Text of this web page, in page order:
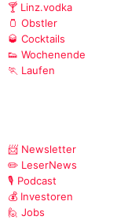
🍸 Linz.vodka
🫙 Obstler
🥃 Cocktails
👟 Wochenende
🏃 Laufen
📨 Newsletter
✏️ LeserNews
🎙️ Podcast
💰 Investoren
🙋 Jobs